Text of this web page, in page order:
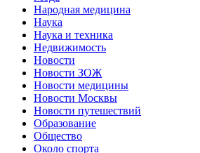
Народная медицина
Наука
Наука и техника
Недвижимость
Новости
Новости ЗОЖ
Новости медицины
Новости Москвы
Новости путешествий
Образование
Общество
Около спорта